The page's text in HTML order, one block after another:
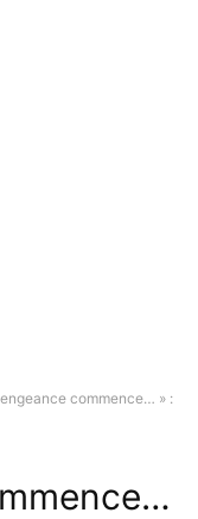
commence… » :